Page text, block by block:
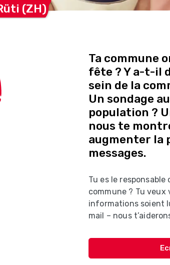
(ZH)
Ta commune
fête ? Y a-t-il
sein de la
Un sondage
population ?
nous te
augmenter la
messages.
Tu es le
commune ? Tu
informations soient
mail – nous